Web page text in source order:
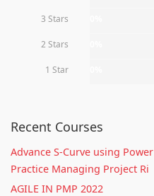
3 Stars
2 Stars
1 Star
Recent Courses
Advance S-Curve using Power
Practice Managing Project Ri
AGILE IN PMP 2022